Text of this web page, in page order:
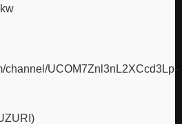
channel/UCOM7Znl3nL2XCcd3Lp-